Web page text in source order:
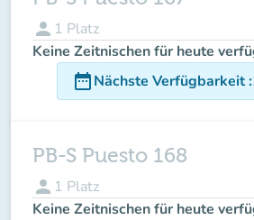
person 1 Platz
Keine Zeitnischen für heute
date_rangeNächste Verfügbarkeit:
PB-S Puesto 168
person 1 Platz
Keine Zeitnischen für heute